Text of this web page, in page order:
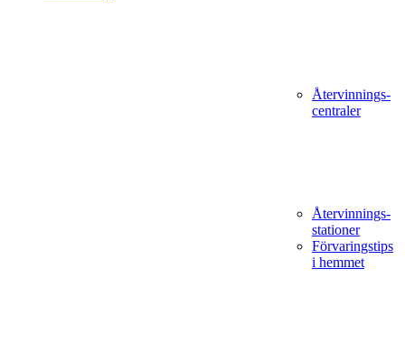
Återvinnings­
centraler
Återvinnings­
stationer
Förvaringstips
i hemmet